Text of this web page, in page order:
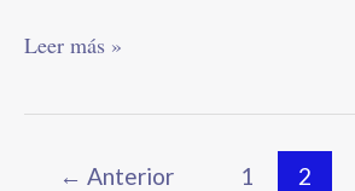
Leer más »
← Anterior 1 2